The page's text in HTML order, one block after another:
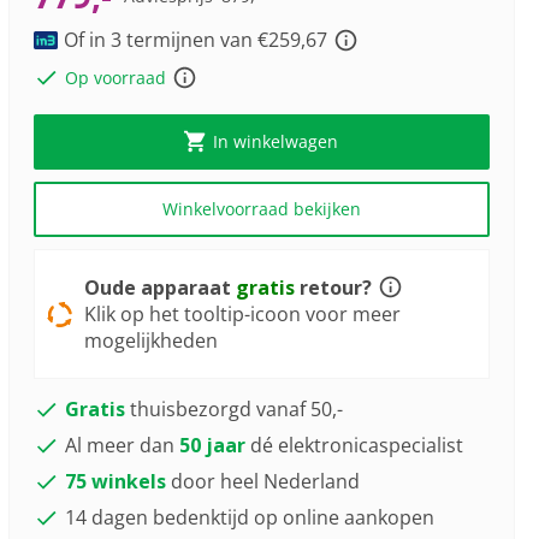
Reviews.
Dezelfde
Youreko’s
tool
voor
energiebesparing.
Of in 3 termijnen van €259,67
Op voorraad
In winkelwagen
Winkelvoorraad bekijken
Oude apparaat gratisretour?
Klik op het tooltip-icoon voor meer
mogelijkheden
Gratisthuisbezorgd vanaf 50,-
Al meer dan 50 jaardé elektronicaspecialist
75 winkelsdoor heel Nederland
14 dagen bedenktijd op online aankopen